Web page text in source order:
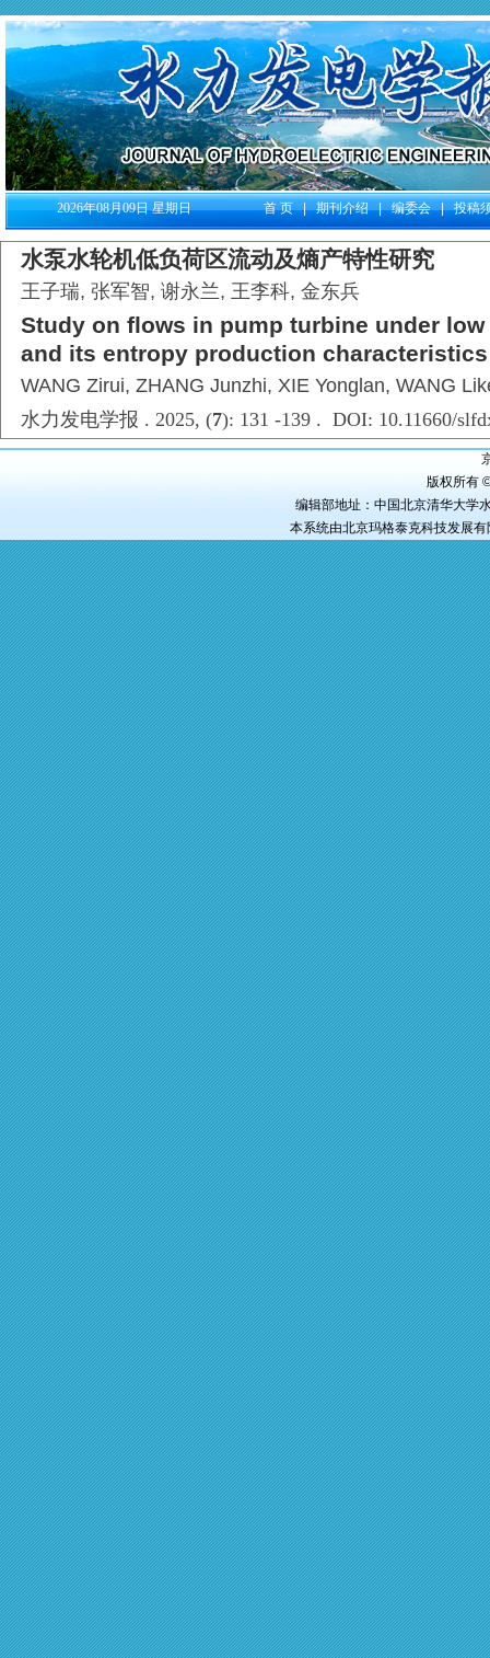
2026年08月09日 星期日 首 页|期刊介绍|编委会|投稿
水泵水轮机低负荷区流动及熵产特性研究
王子瑞, 张军智, 谢永兰, 王李科, 金东兵
Study on flows in pump turbine under
and its entropy production characteristics
WANG Zirui, ZHANG Junzhi, XIE Yonglan, WANG
水力发电学报 . 2025, (7): 131 -139 . DOI: 10.11660/
版权所有
编辑部地址：中国北京清华大
本系统由北京玛格泰克科技发展有